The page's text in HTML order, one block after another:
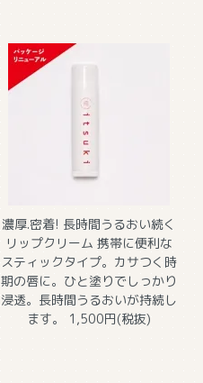
濃厚.密着! 長時間うるおい続く
リップクリーム 携帯に便利な
スティックタイプ。カサつく時
期の唇に。ひと塗りでしっかり
浸透。長時間うるおいが持続し
ます。 1,500円(税抜)